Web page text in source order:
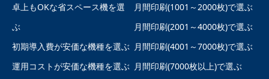
卓上もOKな省スペース機を選
ぶ
初期導入費が安価な機種を選ぶ
運用コストが安価な機種を選ぶ
月間印刷(1001～2000枚)で選ぶ
月間印刷(2001～4000枚)で選ぶ
月間印刷(4001～7000枚)で選ぶ
月間印刷(7000枚以上)で選ぶ